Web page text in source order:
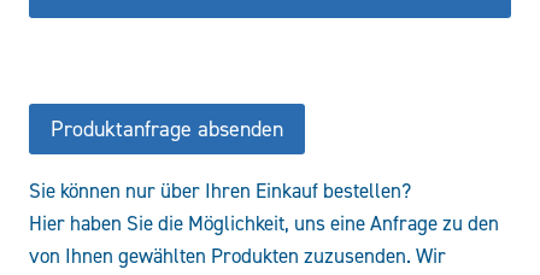
000
Produktanfrage absenden
Sie können nur über Ihren Einkauf bestellen?
Hier haben Sie die Möglichkeit, uns eine Anfrage zu den
von Ihnen gewählten Produkten zuzusenden. Wir